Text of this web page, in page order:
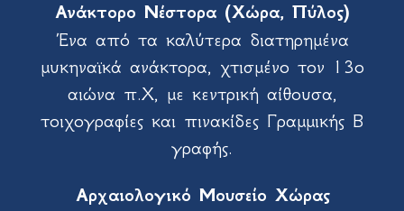
Ανάκτορο Νέστορα (Χώρα, Πύλος)
Ένα από τα καλύτερα διατηρημένα
μυκηναϊκά ανάκτορα, χτισμένο τον 13ο
αιώνα π.Χ, με κεντρική αίθουσα,
τοιχογραφίες και πινακίδες Γραμμικής Β
γραφής.
Αρχαιολογικό Μουσείο Χώρας